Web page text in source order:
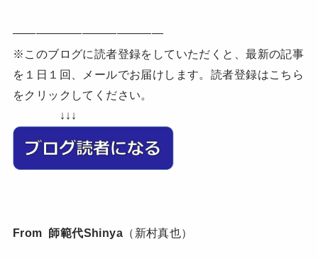
—————————————
※このブログに読者登録をしていただくと、最新の記事
を１日１回、メールでお届けします。読者登録はこちら
をクリックしてください。
↓↓↓
From 師範代Shinya （新村真也）